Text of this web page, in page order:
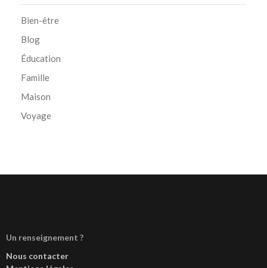
Bien-être
Blog
Éducation
Famille
Maison
Voyage
Un renseignement ?
Nous contacter